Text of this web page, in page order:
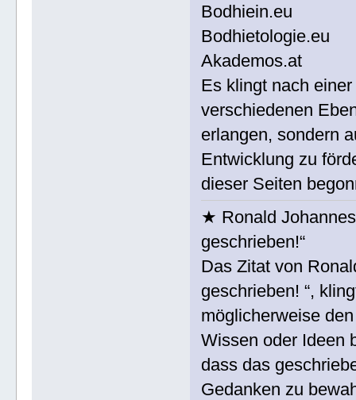
Bodhiein.eu
Bodhietologie.eu
Akademos.at
Es klingt nach
verschiedenen
erlangen, sondern
Entwicklung zu
dieser Seiten
★ Ronald
geschrieben!“
Das Zitat von
geschrieben! “,
möglicherweise
Wissen oder Ideen
dass das
Gedanken zu